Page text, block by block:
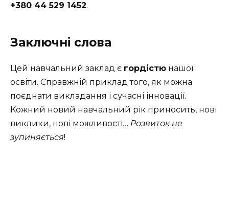
+380 44 529 1452.
Заключні слова
Цей навчальний заклад є гордістю нашої
освіти. Справжній приклад того, як можна
поєднати викладання і сучасні інновації.
Кожний новий навчальний рік приносить, нові
виклики, нові можливості… Розвиток не
зупиняється!